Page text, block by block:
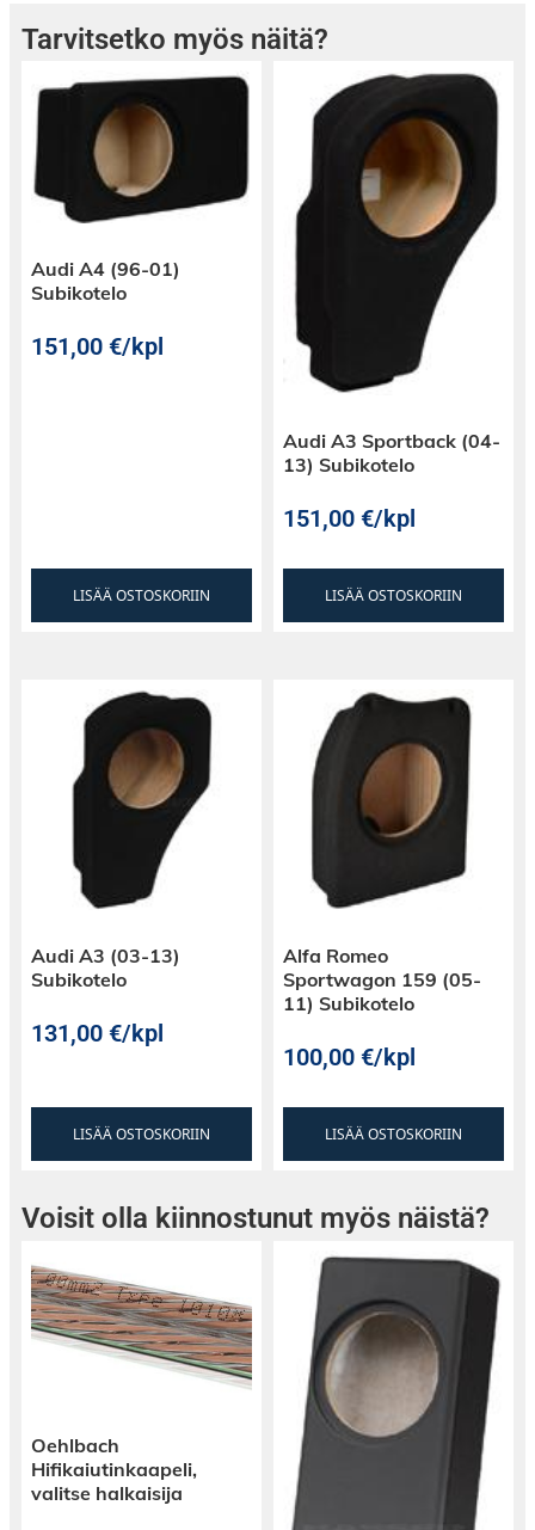
hapettumiselta.
HUOM. KULKUSUUNTA -
Signaalilähde >>>>>>>
Vahvistin
Tarvitsetko myös näitä?
Audi A4 (96-01)
Subikotelo
151,00€/kpl
LISÄÄ OSTOSKORIIN
Audi A3 Sportback (04-
13) Subikotelo
151,00€/kpl
LISÄÄ OSTOSKORIIN
Audi A3 (03-13)
Subikotelo
131,00€/kpl
LISÄÄ OSTOSKORIIN
Alfa Romeo
Sportwagon 159 (05-
11) Subikotelo
100,00€/kpl
LISÄÄ OSTOSKORIIN
Voisit olla kiinnostunut myös näistä?
Oehlbach
Hifikaiutinkaapeli,
valitse halkaisija